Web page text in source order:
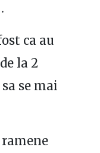
ca au
la 2
se mai